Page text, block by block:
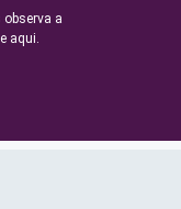
a
aqui.